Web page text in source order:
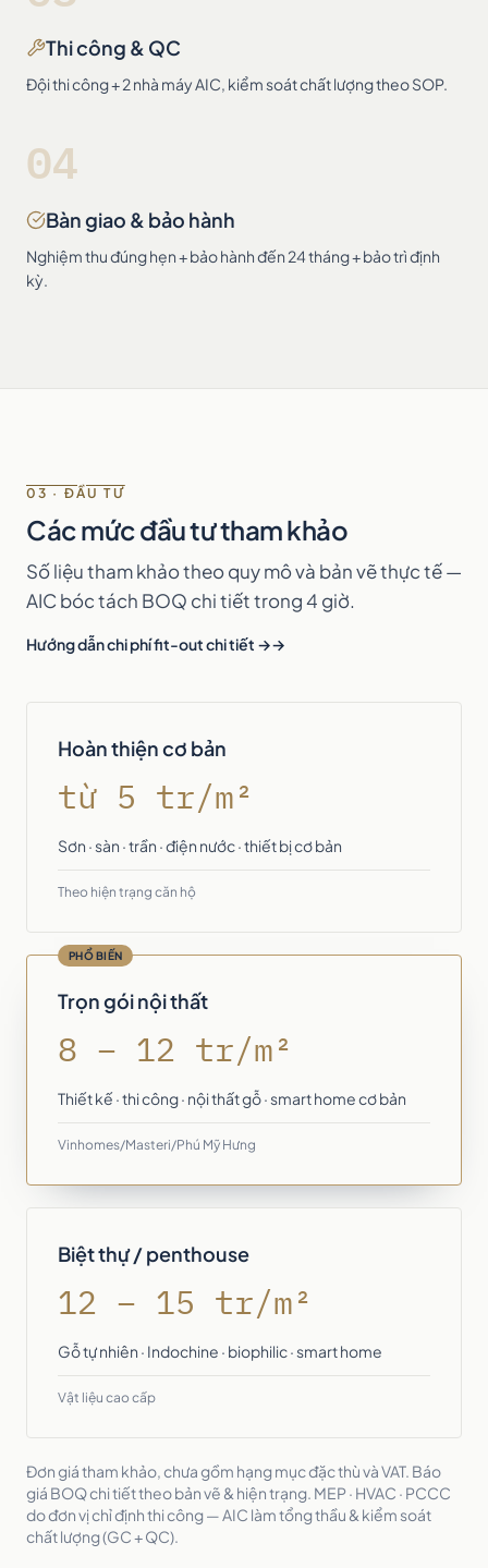
Thi công & QC
Đội thi công + 2 nhà máy AIC, kiểm soát chất lượng theo SOP.
04
Bàn giao & bảo hành
Nghiệm thu đúng hẹn + bảo hành đến 24 tháng + bảo trì định
kỳ.
03 · ĐẦU TƯ
Các mức đầu tư tham khảo
Số liệu tham khảo theo quy mô và bản vẽ thực tế —
AIC bóc tách BOQ chi tiết trong 4 giờ.
Hướng dẫn chi phí fit-out chi tiết →
Hoàn thiện cơ bản
từ 5 tr/m²
Sơn · sàn · trần · điện nước · thiết bị cơ bản
Theo hiện trạng căn hộ
PHỔ BIẾN
Trọn gói nội thất
8 – 12 tr/m²
Thiết kế · thi công · nội thất gỗ · smart home cơ bản
Vinhomes/Masteri/Phú Mỹ Hưng
Biệt thự / penthouse
12 – 15 tr/m²
Gỗ tự nhiên · Indochine · biophilic · smart home
Vật liệu cao cấp
Đơn giá tham khảo, chưa gồm hạng mục đặc thù và VAT. Báo
giá BOQ chi tiết theo bản vẽ & hiện trạng. MEP · HVAC · PCCC
do đơn vị chỉ định thi công — AIC làm tổng thầu & kiểm soát
chất lượng (GC + QC).